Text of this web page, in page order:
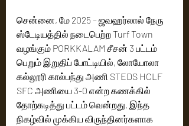
சென்னை, மே 2025 – ஜவஹர்லால் நேரு
ஸ்டேடியத்தில் நடைபெற்ற Turf Town
வழங்கும் PORKKALAM சீசன் 3 பட்டம்
பெறும் இறுதிப் போட்டியில், லோயோலா
கல்லூரி கால்பந்து அணி STEDS HCLF
SFC அணியை 3-0 என்ற கணக்கில்
தோற்கடித்து பட்டம் வென்றது. இந்த
நிகழ்வில் முக்கிய விருந்தினர்களாக